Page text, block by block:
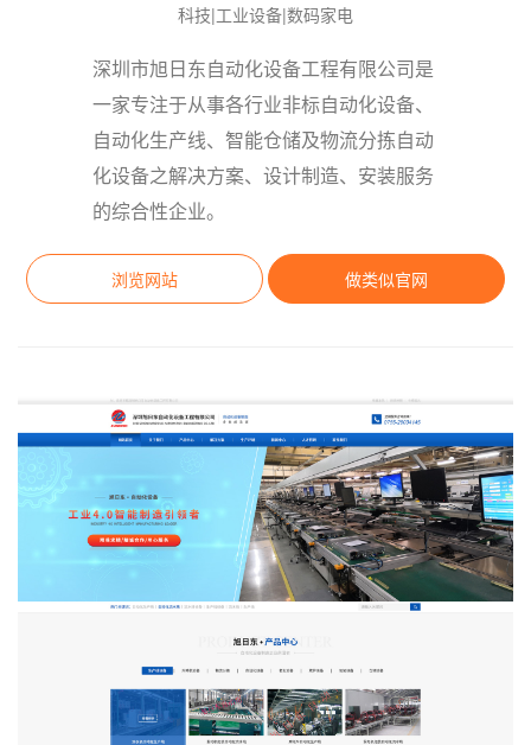
科技|工业设备|数码家电
深圳市旭日东自动化设备工程有限公司是
一家专注于从事各行业非标自动化设备、
自动化生产线、智能仓储及物流分拣自动
化设备之解决方案、设计制造、安装服务
的综合性企业。
浏览网站 做类似官网